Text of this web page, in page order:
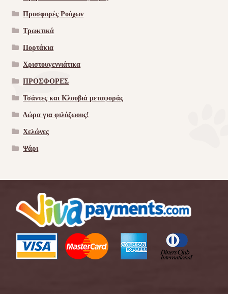
Προσφορές Ρούχων
Τρωκτικά
Πορτάκια
Χριστουγεννιάτικα
ΠΡΟΣΦΟΡΕΣ
Τσάντες και Κλουβιά μεταφοράς
Δώρα για φιλόζωους!
Χελώνες
Ψάρι